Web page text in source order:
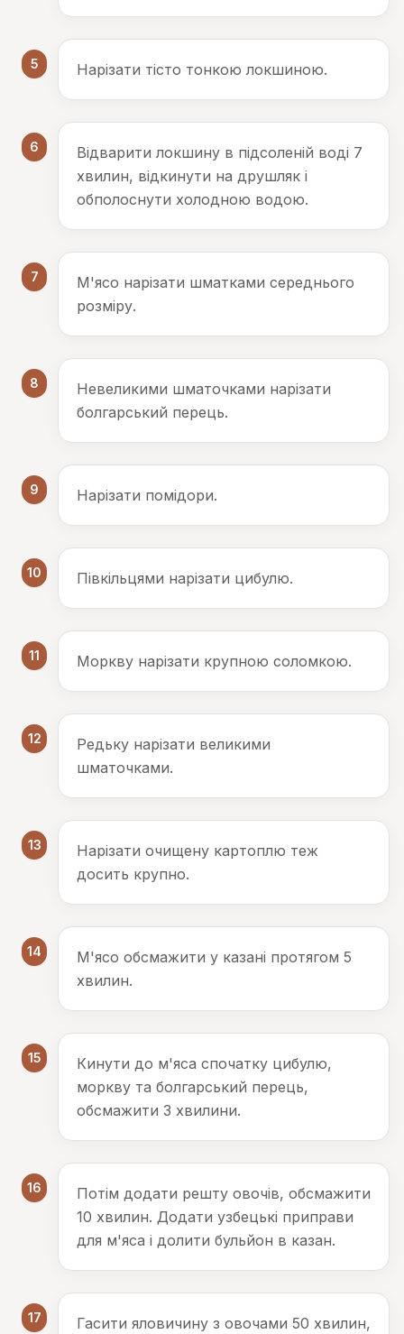
5 Нарізати тісто тонкою локшиною.
6
Відварити локшину в підсоленій воді 7
хвилин, відкинути на друшляк і
обполоснути холодною водою.
7
М'ясо нарізати шматками середнього
розміру.
8
Невеликими шматочками нарізати
болгарський перець.
9 Нарізати помідори.
10 Півкільцями нарізати цибулю.
11 Моркву нарізати крупною соломкою.
12
Редьку нарізати великими
шматочками.
13
Нарізати очищену картоплю теж
досить крупно.
14
М'ясо обсмажити у казані протягом 5
хвилин.
15
Кинути до м'яса спочатку цибулю,
моркву та болгарський перець,
обсмажити 3 хвилини.
16
Потім додати решту овочів, обсмажити
10 хвилин. Додати узбецькі приправи
для м'яса і долити бульйон в казан.
17
Гасити яловичину з овочами 50 хвилин,